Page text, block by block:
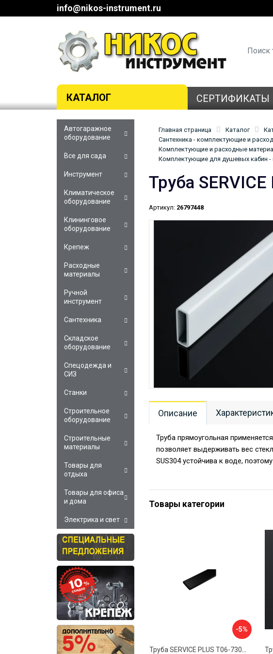
info@nikos-instrument.ru
КАТАЛОГ СЕРТИФИКАТЫ
Главная страница Каталог
Сантехника - комплектующие и
Комплектующие и расходные
Комплектующие для душевых кабин
Труба
Артикул: 26797448
Описание
Труба прямоугольная
позволяет выдерживать вес
SUS304 устойчива к воде,
Товары категории
-5%
Автогаражное
оборудование
Все для сада
Инструмент
Климатическое
оборудование
Клининговое
оборудование
Крепеж
Расходные
материалы
Ручной
инструмент
Сантехника
Складское
оборудование
Спецодежда и
СИЗ
Станки
Строительное
оборудование
Строительные
материалы
Товары для
отдыха
Товары для офиса
и дома
Электрика и свет